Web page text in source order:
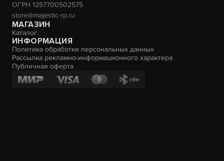
ОГРН 1257700502575
store@majestic-rp.ru
МАГАЗИН
Каталог
ИНФОРМАЦИЯ
Политика обработки персональных данных
Рассылка рекламно-информационного характера
Публичная оферта